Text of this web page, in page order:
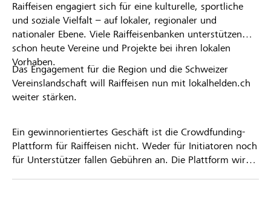
Raiffeisen engagiert sich für eine kulturelle, sportliche
und soziale Vielfalt – auf lokaler, regionaler und
nationaler Ebene. Viele Raiffeisenbanken unterstützen
schon heute Vereine und Projekte bei ihren lokalen
Vorhaben.
Das Engagement für die Region und die Schweizer
Vereinslandschaft will Raiffeisen nun mit lokalhelden.ch
weiter stärken.
Ein gewinnorientiertes Geschäft ist die Crowdfunding-
Plattform für Raiffeisen nicht. Weder für Initiatoren noch
für Unterstützer fallen Gebühren an. Die Plattform wird